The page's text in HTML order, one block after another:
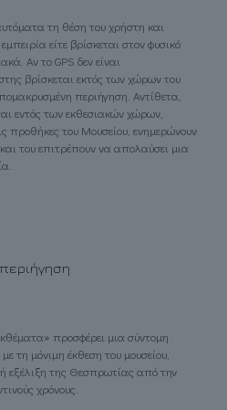
τη θέση του χρήστη και
είτε βρίσκεται στον φυσικό
Αν το GPS δεν είναι
βρίσκεται εκτός των χώρων του
περιήγηση. Αντίθετα,
εντός των εκθεσιακών χώρων,
προθήκες του Μουσείου, ενημερώνουν
του επιτρέπουν να απολαύσει μια
προσφέρει μια σύντομη
τη μόνιμη έκθεση του μουσείου,
εξέλιξη της Θεσπρωτίας από την
χρόνους.